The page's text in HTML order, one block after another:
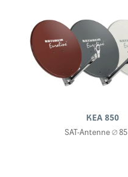
KEA 850
SAT-Antenne ∅